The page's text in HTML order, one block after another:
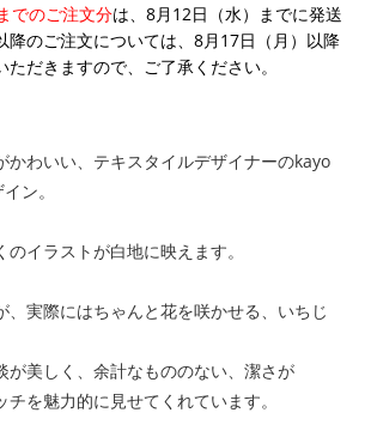
でのご注文分は、8月12日（水）までに発送
降のご注文については、8月17日（月）以降
だきますので、ご了承ください。
かわいい、テキスタイルデザイナーのkayo
ン。
イラストが白地に映えます。
、実際にはちゃんと花を咲かせる、いちじ
が美しく、余計なもののない、潔さが
を魅力的に見せてくれています。